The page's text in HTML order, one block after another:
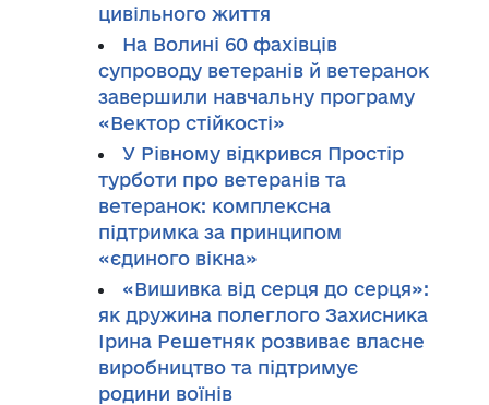
цивільного життя
На Волині 60 фахівців
супроводу ветеранів й ветеранок
завершили навчальну програму
«Вектор стійкості»
У Рівному відкрився Простір
турботи про ветеранів та
ветеранок: комплексна
підтримка за принципом
«єдиного вікна»
«Вишивка від серця до серця»:
як дружина полеглого Захисника
Ірина Решетняк розвиває власне
виробництво та підтримує
родини воїнів